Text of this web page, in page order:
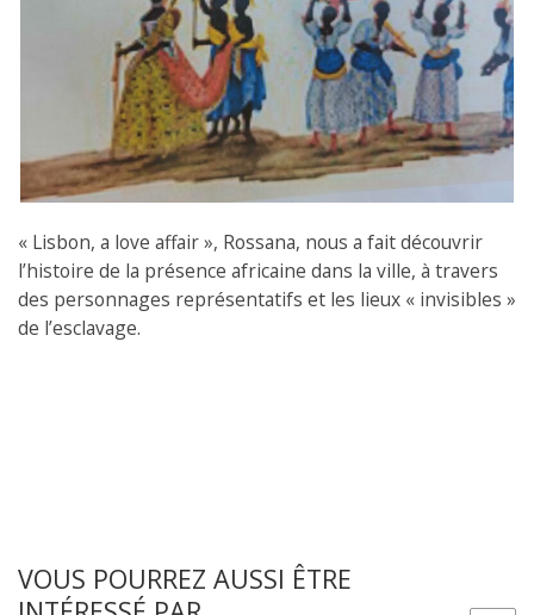
« Lisbon, a love affair », Rossana, nous a fait découvrir
l’histoire de la présence africaine dans la ville, à travers
des personnages représentatifs et les lieux « invisibles »
de l’esclavage.
VOUS POURREZ AUSSI ÊTRE